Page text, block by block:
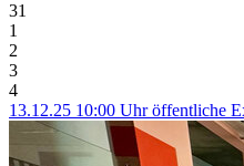
31
1
2
3
4
13.12.25 10:00 Uhr öffentliche